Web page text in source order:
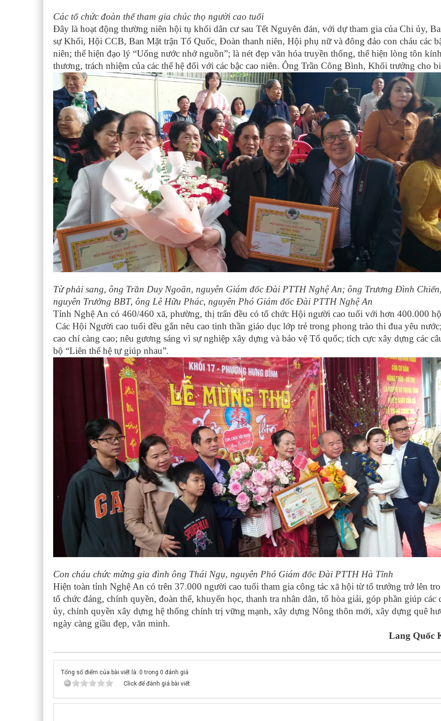
Các tổ chức đoàn thể tham gia chúc thọ người cao tuổi
Đây là hoạt động thường niên hội tụ khối dân cư sau Tết Nguyên đán, với dự tham gia của Chi ủy,
sự Khối, Hội CCB, Ban Mặt trận Tổ Quốc, Đoàn thanh niên, Hội phụ nữ và đông đảo con cháu các
niên; thể hiện đạo lý “Uống nước nhớ nguồn”; là nét đẹp văn hóa truyền thống, thể hiện lòng tôn
thương, trách nhiệm của các thế hệ đối với các bậc cao niên. Ông Trần Công Bình, Khối trưởng cho
Từ phải sang, ông Trần Duy Ngoãn, nguyên Giám đốc Đài PTTH Nghệ An; ông Trương Đình
nguyên Trưởng BBT, ông Lê Hữu Phác, nguyên Phó Giám đốc Đài PTTH Nghệ An
Tỉnh Nghệ An có 460/460 xã, phường, thị trấn đều có tổ chức Hội người cao tuổi với hơn 400.000
Các Hội Người cao tuổi đều gắn nêu cao tinh thần giáo dục lớp trẻ trong phong trào thi đua yêu
cao chí càng cao; nêu gương sáng vì sự nghiệp xây dựng và bảo vệ Tổ quốc; tích cực xây dựng các
bộ “Liên thế hệ tự giúp nhau”.
Con cháu chức mừng gia đình ông Thái Ngụ, nguyên Phó Giám đốc Đài PTTH Hà Tĩnh
Hiện toàn tỉnh Nghệ An có trên 37.000 người cao tuổi tham gia công tác xã hội từ tổ trưởng trở lên
tổ chức đảng, chính quyền, đoàn thể, khuyến học, thanh tra nhân dân, tổ hòa giải, góp phần giúp các
ủy, chính quyền xây dựng hệ thống chính trị vững mạnh, xây dựng Nông thôn mới, xây dựng quê
ngày càng giầu đẹp, văn minh.
Lang Quốc
Tổng số điểm của bài viết là: 0 trong 0 đánh giá
Click để đánh giá bài viết